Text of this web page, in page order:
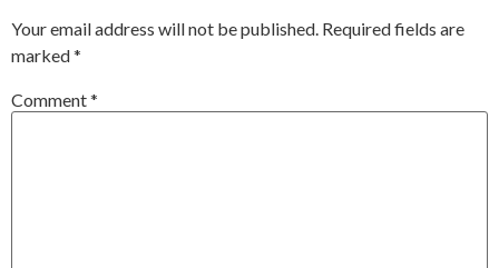
Your email address will not be published. Required fields are
marked*
Comment*